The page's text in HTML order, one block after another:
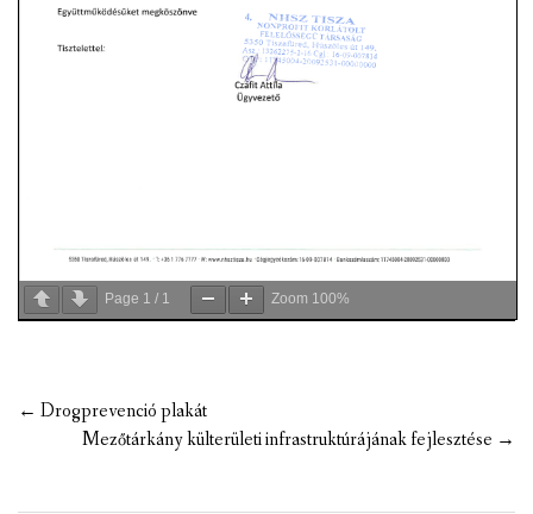
HIRDETMÉNYEK
Page 1 / 1 Zoom 100%
Post
navigation
← Drogprevenció plakát
Mezőtárkány külterületi infrastruktúrájának fejlesztése →